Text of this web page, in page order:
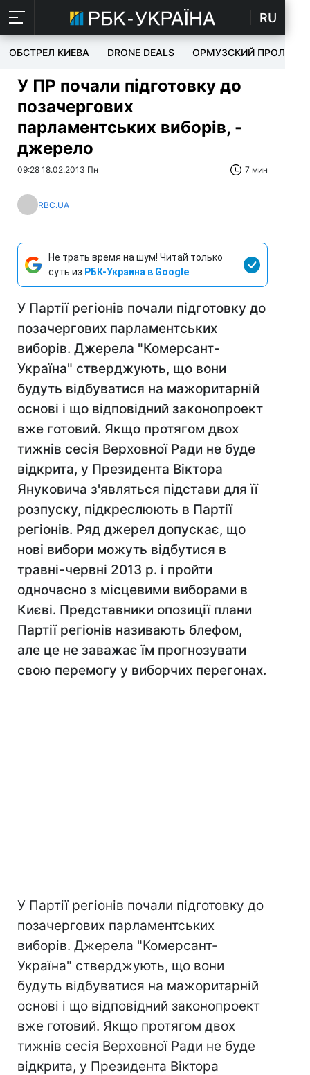
RU
ОБСТРЕЛ КИЕВА DRONE DEALS ОРМУЗСКИЙ ПРОЛИВ
У ПР почали підготовку до
позачергових
парламентських виборів, -
джерело
09:28 18.02.2013 Пн 7 мин
RBC.UA
Не трать время на шум! Читай только
суть из РБК-Украина в Google
У Партії регіонів почали підготовку до
позачергових парламентських
виборів. Джерела "Комерсант-
Україна" стверджують, що вони
будуть відбуватися на мажоритарній
основі і що відповідний законопроект
вже готовий. Якщо протягом двох
тижнів сесія Верховної Ради не буде
відкрита, у Президента Віктора
Януковича з'являться підстави для її
розпуску, підкреслюють в Партії
регіонів. Ряд джерел допускає, що
нові вибори можуть відбутися в
травні-червні 2013 р. і пройти
одночасно з місцевими виборами в
Києві. Представники опозиції плани
Партії регіонів називають блефом,
але це не заважає їм прогнозувати
свою перемогу у виборчих перегонах.
У Партії регіонів почали підготовку до
позачергових парламентських
виборів. Джерела "Комерсант-
Україна" стверджують, що вони
будуть відбуватися на мажоритарній
основі і що відповідний законопроект
вже готовий. Якщо протягом двох
тижнів сесія Верховної Ради не буде
відкрита, у Президента Віктора